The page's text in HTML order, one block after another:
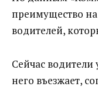
преимущество на
водителей,
Сейчас водители
него въезжает,